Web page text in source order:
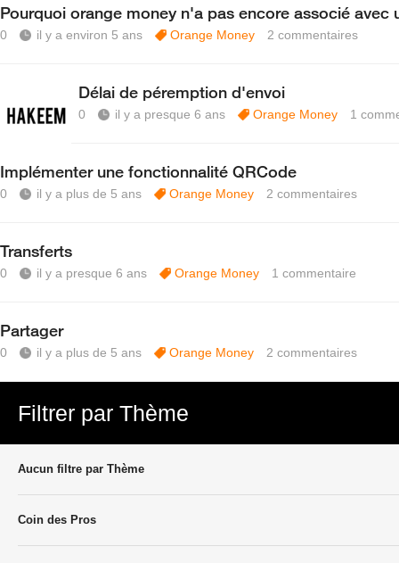
Pourquoi orange money n'a pas encore associé avec
0 il y a environ 5 ans Orange Money 2 commentaires
Délai de péremption d'envoi
0 il y a presque 6 ans Orange Money 1
Implémenter une fonctionnalité QRCode
0 il y a plus de 5 ans Orange Money 2 commentaires
Transferts
0 il y a presque 6 ans Orange Money 1 commentaire
Partager
0 il y a plus de 5 ans Orange Money 2 commentaires
Filtrer par Thème
Aucun filtre par Thème
Coin des Pros